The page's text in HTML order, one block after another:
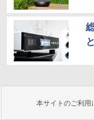
本サイトのご利用